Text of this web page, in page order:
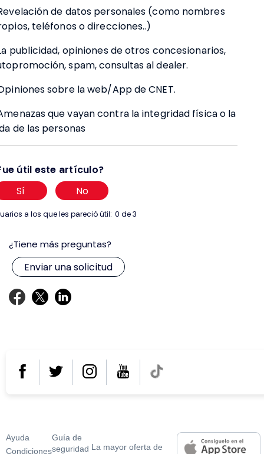
de datos personales (como nombres
teléfonos o direcciones..)
publicidad, opiniones de otros concesionarios,
spam, consultas al dealer.
sobre la web/App de CNET.
que vayan contra la integridad física o la
de las personas
útil este artículo?
Sí No
a los que les pareció útil: 0 de 3
¿Tiene más preguntas?
Ayuda
Condiciones
Guí­a de
seguridad La mayor oferta de